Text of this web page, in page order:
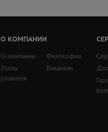
О КОМПАНИИ
О компании
Этапы
развития
Философия
Вакансии